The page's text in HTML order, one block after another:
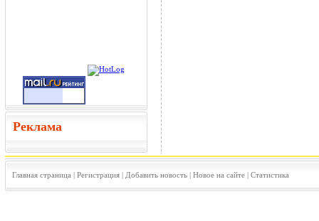
Реклама
Главная страница | Регистрация| Добавить новость| Новое на сайте| Статистика